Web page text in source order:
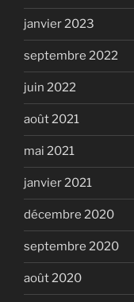
janvier 2023
septembre 2022
juin 2022
août 2021
mai 2021
janvier 2021
décembre 2020
septembre 2020
août 2020